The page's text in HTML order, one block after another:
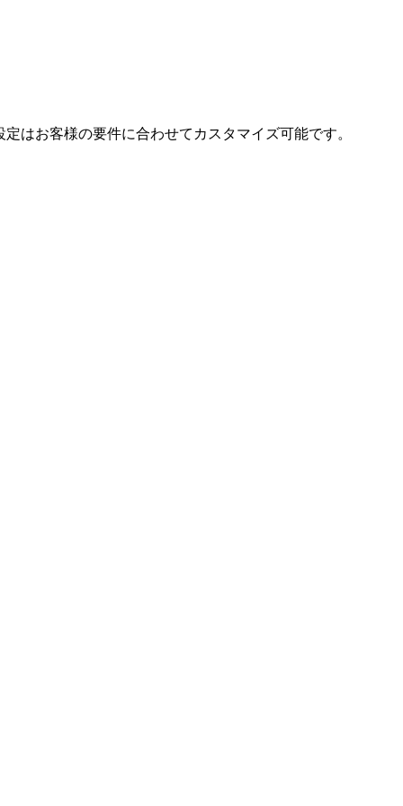
はお客様の要件に合わせてカスタマイズ可能です。